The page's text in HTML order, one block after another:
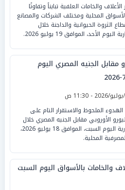
والخامات العلفية تبايناً وتفاوتًا
المحلية ومختلف الشركات والمصانع
الثروة الحيوانية والداجنة خلال
الأحد، الموافق 19 يوليو 2026.
مقابل الجنيه المصري اليوم
الملحوظ والاستقرار التام على
الأوروبي مقابل الجنيه المصري خلال
التداولات الجارية اليوم السبت، الموافق 18 يوليو 2026،
المحلية.
والخامات بالأسواق اليوم السبت